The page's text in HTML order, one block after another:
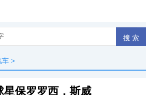
车 >
星保罗罗西，斯威